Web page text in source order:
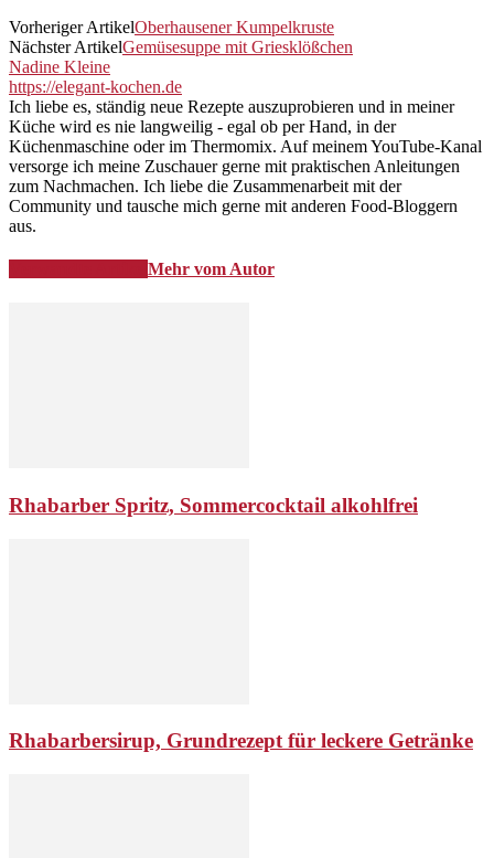
Vorheriger ArtikelOberhausener Kumpelkruste
Nächster ArtikelGemüsesuppe mit Griesklößchen
Nadine Kleine
https://elegant-kochen.de
Ich liebe es, ständig neue Rezepte auszuprobieren und in meiner
Küche wird es nie langweilig - egal ob per Hand, in der
Küchenmaschine oder im Thermomix. Auf meinem YouTube-Kanal
versorge ich meine Zuschauer gerne mit praktischen Anleitungen
zum Nachmachen. Ich liebe die Zusammenarbeit mit der
Community und tausche mich gerne mit anderen Food-Bloggern
aus.
Mehr vom Autor
Rhabarber Spritz, Sommercocktail alkohlfrei
Rhabarbersirup, Grundrezept für leckere Getränke